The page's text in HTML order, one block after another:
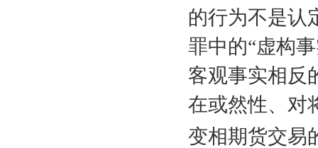
的行为不是认
罪中的“虚构
客观事实相反
在或然性、对
变相期货交易